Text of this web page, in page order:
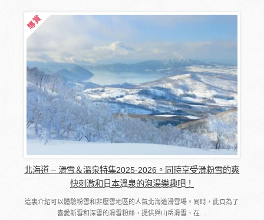
北海道 – 滑雪＆溫泉特集2025-2026。同時享受滑粉雪的爽
快刺激和日本溫泉的泡湯樂趣吧！
這裏介紹可以體驗粉雪和非壓雪地區的人氣北海道滑雪場。同時，此頁為了
喜愛新雪和深雪的滑雪粉絲，提供與山岳滑雪、在…